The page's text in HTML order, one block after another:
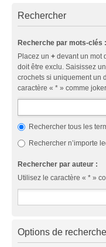
Rechercher
Recherche par mots-clés :
Placez un + devant un mot
doit être exclu. Saisissez
crochets si uniquement un
caractère « * » comme
Rechercher tous les
Rechercher n’importe
Rechercher par auteur :
Utilisez le caractère « * »
Options de recherche